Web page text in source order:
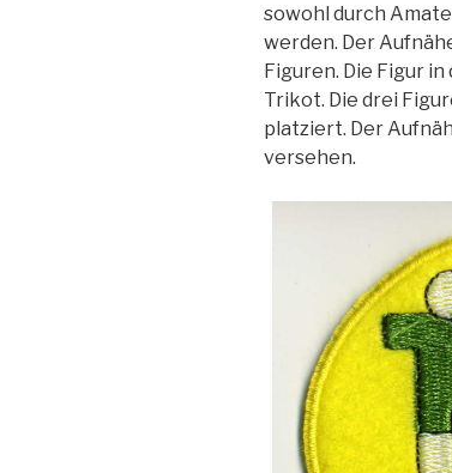
sowohl durch
werden. Der
Figuren. Die Figur
Trikot. Die drei
platziert. Der
versehen.